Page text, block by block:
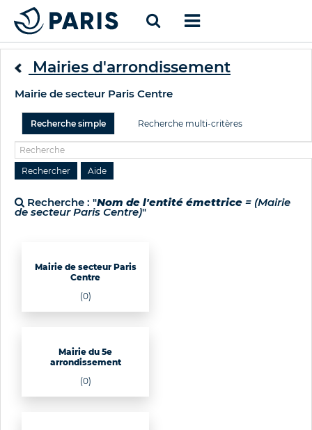
Mairies d'arrondissement
Mairie de secteur Paris Centre
Recherche simple Recherche multi-critères
Recherche : "Nom de l'entité émettrice = (Mairie
de secteur Paris Centre)"
Mairie de secteur Paris
Centre
(0)
Mairie du 5e
arrondissement
(0)